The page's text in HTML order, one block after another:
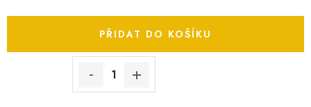
SPOTŘEBNÍ BATERIE
PŘÍSLUŠENSTVÍ
DOPRAVA ZDARMA
PŘIDAT DO KOŠÍKU